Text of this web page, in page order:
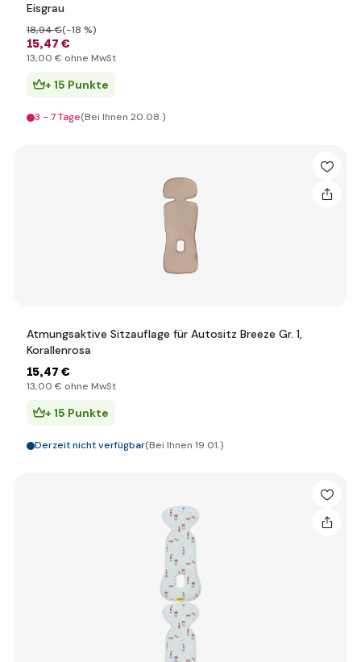
Eisgrau
15,47 €
18,94 €(-18 %)
13,00 € ohne MwSt
+ 15 Punkte
3 - 7 Tage(Bei Ihnen 20.08.)
Atmungsaktive Sitzauflage für Autositz Breeze Gr. 1,
Korallenrosa
15,47 €
13,00 € ohne MwSt
+ 15 Punkte
Derzeit nicht verfügbar(Bei Ihnen 19.01.)